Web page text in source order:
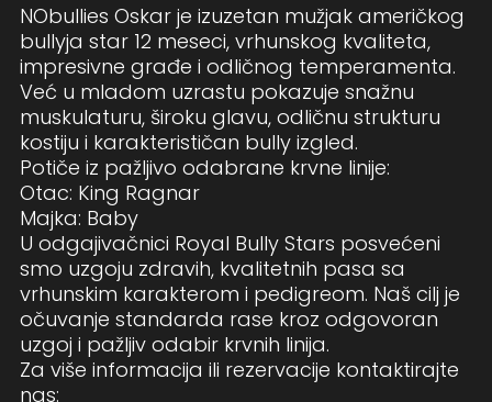
NObullies Oskar je izuzetan mužjak američkog
bullyja star 12 meseci, vrhunskog kvaliteta,
impresivne građe i odličnog temperamenta.
Već u mladom uzrastu pokazuje snažnu
muskulaturu, široku glavu, odličnu strukturu
kostiju i karakterističan bully izgled.
Potiče iz pažljivo odabrane krvne linije:
Otac: King Ragnar
Majka: Baby
U odgajivačnici Royal Bully Stars posvećeni
smo uzgoju zdravih, kvalitetnih pasa sa
vrhunskim karakterom i pedigreom. Naš cilj je
očuvanje standarda rase kroz odgovoran
uzgoj i pažljiv odabir krvnih linija.
Za više informacija ili rezervacije kontaktirajte
nas: